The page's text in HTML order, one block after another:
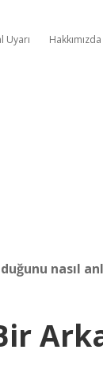
Uyarı Hakkımızda
nasıl